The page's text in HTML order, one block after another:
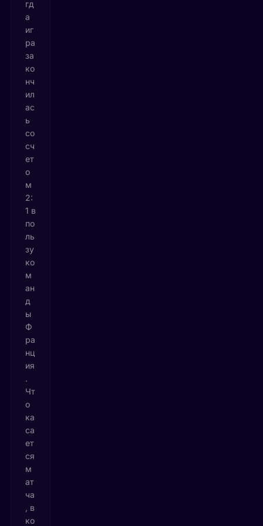
гд
а
иг
ра
за
ко
нч
ил
ас
ь
со
сч
ет
о
м
2:
1 в
по
ль
зу
ко
м
ан
д
ы
Ф
ра
нц
ия
.
Чт
о
ка
са
ет
ся
м
ат
ча
, в
ко